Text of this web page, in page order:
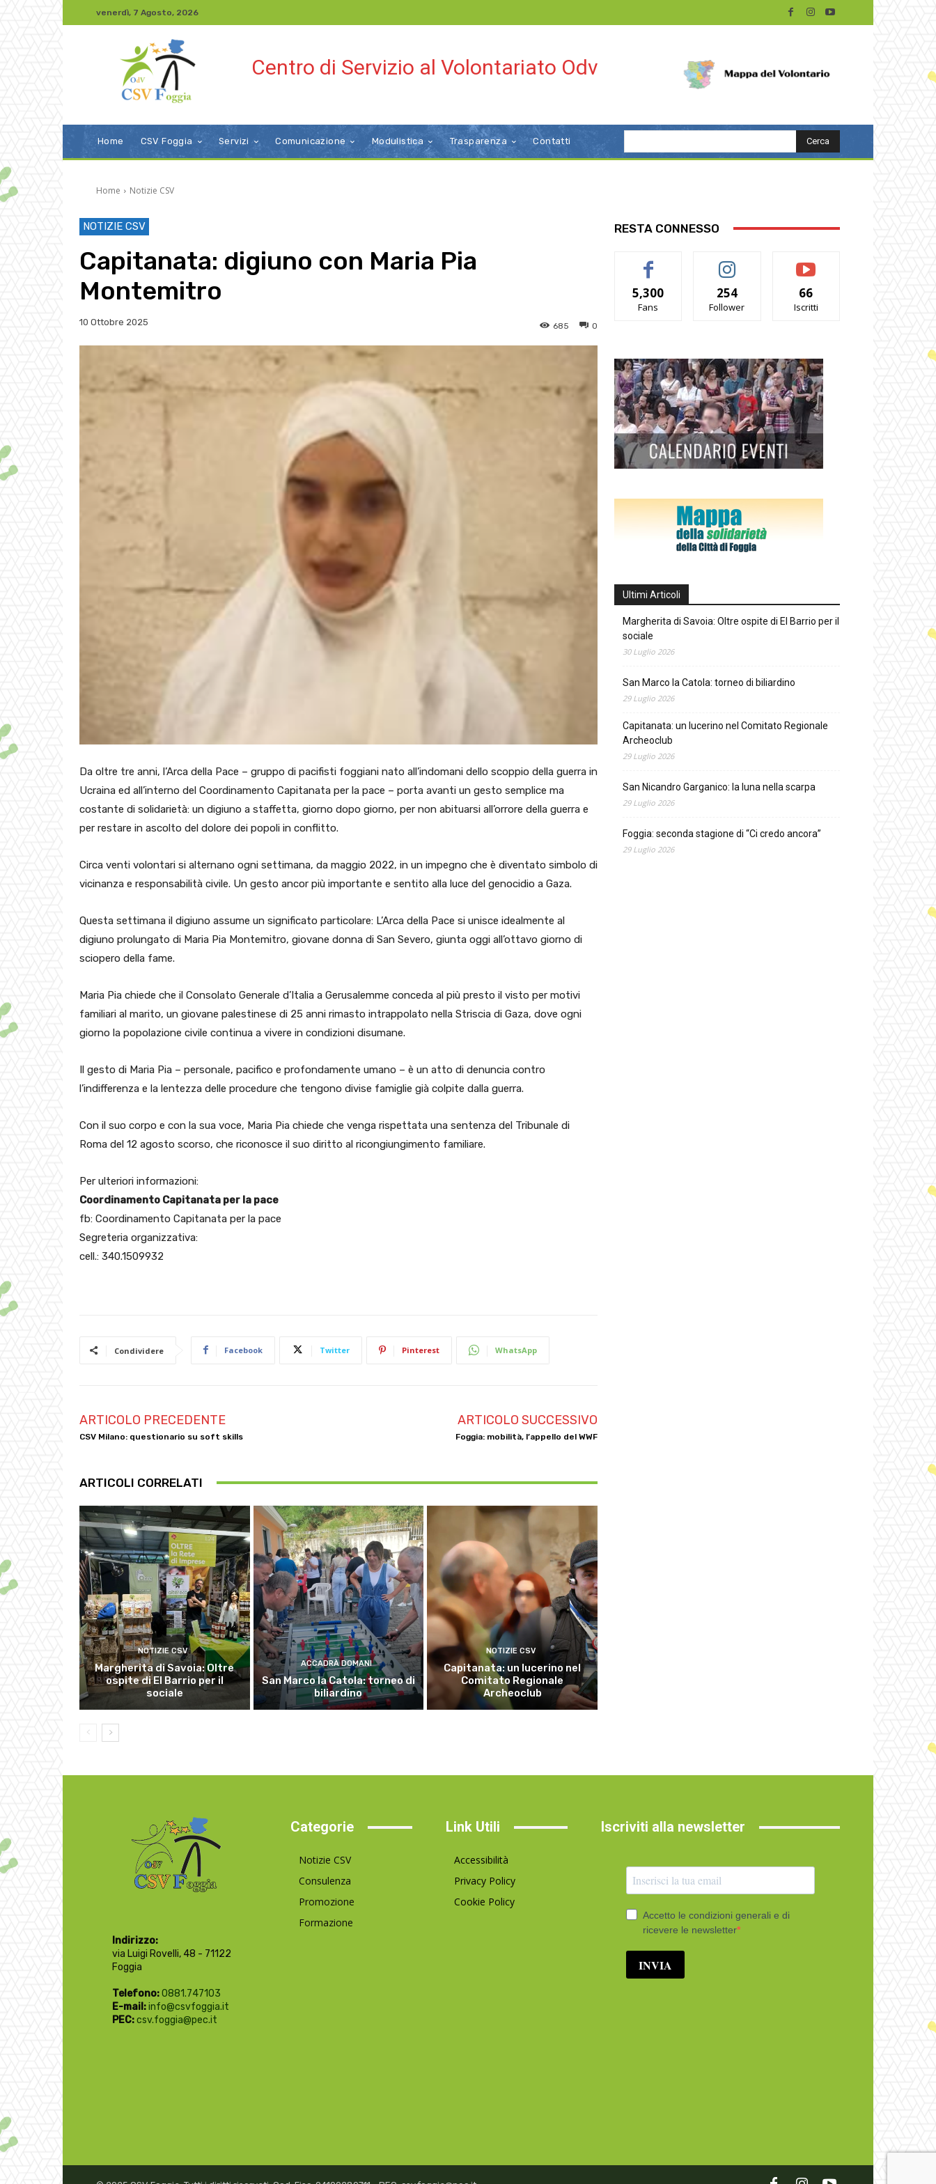
venerdì, 7 Agosto, 2026
Centro di Servizio al Volontariato Odv
Home CSV Foggia Servizi Comunicazione Modulistica Trasparenza Contatti Cerca
Home Notizie CSV
NOTIZIE CSV
Capitanata: digiuno con Maria Pia
Montemitro
10 Ottobre 2025 0
685
Da oltre tre anni, l’Arca della Pace – gruppo di pacifisti foggiani nato all’indomani dello scoppio della guerra in
Ucraina ed all’interno del Coordinamento Capitanata per la pace – porta avanti un gesto semplice ma
costante di solidarietà: un digiuno a staffetta, giorno dopo giorno, per non abituarsi all’orrore della guerra e
per restare in ascolto del dolore dei popoli in conflitto.
Circa venti volontari si alternano ogni settimana, da maggio 2022, in un impegno che è diventato simbolo di
vicinanza e responsabilità civile. Un gesto ancor più importante e sentito alla luce del genocidio a Gaza.
Questa settimana il digiuno assume un significato particolare: L’Arca della Pace si unisce idealmente al
digiuno prolungato di Maria Pia Montemitro, giovane donna di San Severo, giunta oggi all’ottavo giorno di
sciopero della fame.
Maria Pia chiede che il Consolato Generale d’Italia a Gerusalemme conceda al più presto il visto per motivi
familiari al marito, un giovane palestinese di 25 anni rimasto intrappolato nella Striscia di Gaza, dove ogni
giorno la popolazione civile continua a vivere in condizioni disumane.
Il gesto di Maria Pia – personale, pacifico e profondamente umano – è un atto di denuncia contro
l’indifferenza e la lentezza delle procedure che tengono divise famiglie già colpite dalla guerra.
Con il suo corpo e con la sua voce, Maria Pia chiede che venga rispettata una sentenza del Tribunale di
Roma del 12 agosto scorso, che riconosce il suo diritto al ricongiungimento familiare.
Per ulteriori informazioni:
Coordinamento Capitanata per la pace
fb: Coordinamento Capitanata per la pace
Segreteria organizzativa:
cell.: 340.1509932
Condividere Facebook Twitter Pinterest WhatsApp
ARTICOLO PRECEDENTE
CSV Milano: questionario su soft skills
ARTICOLO SUCCESSIVO
Foggia: mobilità, l’appello del WWF
ARTICOLI CORRELATI
NOTIZIE CSV
Margherita di Savoia: Oltre
ospite di El Barrio per il
sociale
ACCADRÀ DOMANI
San Marco la Catola: torneo di
biliardino
NOTIZIE CSV
Capitanata: un lucerino nel
Comitato Regionale
Archeoclub
RESTA CONNESSO
5,300
Fans
254
Follower
66
Iscritti
Ultimi Articoli
Margherita di Savoia: Oltre ospite di El Barrio per il
sociale
30 Luglio 2026
San Marco la Catola: torneo di biliardino
29 Luglio 2026
Capitanata: un lucerino nel Comitato Regionale
Archeoclub
29 Luglio 2026
San Nicandro Garganico: la luna nella scarpa
29 Luglio 2026
Foggia: seconda stagione di “Ci credo ancora”
29 Luglio 2026
Indirizzo:
via Luigi Rovelli, 48 - 71122
Foggia
Telefono:0881.747103
E-mail:info@csvfoggia.it
PEC:csv.foggia@pec.it
Categorie
Notizie CSV
Consulenza
Promozione
Formazione
Link Utili
Accessibilità
Privacy Policy
Cookie Policy
Iscriviti alla newsletter